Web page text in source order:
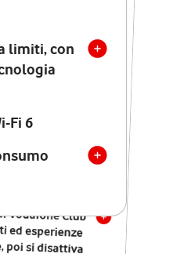
limiti, con
Fi 6
limiti, con
tecnologia
con Wi-Fi 7
illimitate verso
e mobili
Vodafone Club
ed esperienze
poi si disattiva